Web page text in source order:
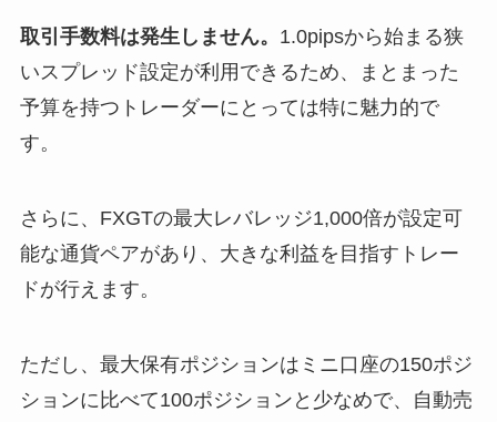
取引手数料は発生しません。 1.0pipsから始まる狭
いスプレッド設定が利用できるため、まとまった
予算を持つトレーダーにとっては特に魅力的で
す。
さらに、FXGTの最大レバレッジ1,000倍が設定可
能な通貨ペアがあり、大きな利益を目指すトレー
ドが行えます。
ただし、最大保有ポジションはミニ口座の150ポジ
ションに比べて100ポジションと少なめで、自動売